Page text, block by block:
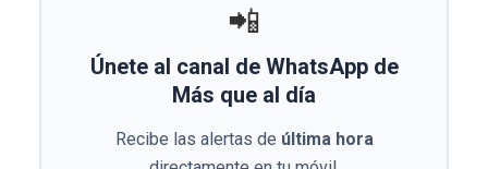
📲
Únete al canal de WhatsApp de
Más que al día
Recibe las alertas de última hora